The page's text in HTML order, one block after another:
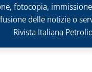
fotocopia,
delle notizie o
Rivista Italiana